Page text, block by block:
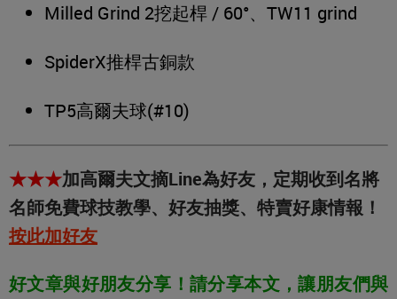
Milled Grind 2挖起桿 / 60°、TW11 grind
SpiderX推桿古銅款
TP5高爾夫球(#10)
★★★加高爾夫文摘Line為好友，定期收到名將
名師免費球技教學、好友抽獎、特賣好康情報！
按此加好友
好文章與好朋友分享！請分享本文，讓朋友們與